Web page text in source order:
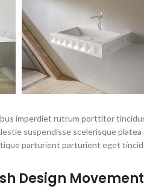
imperdiet rutrum porttitor
suspendisse scelerisque
parturient parturient eget
Design Movement